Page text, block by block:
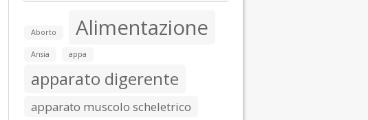
Aborto Alimentazione
Ansia appa
apparato digerente
apparato muscolo scheletrico